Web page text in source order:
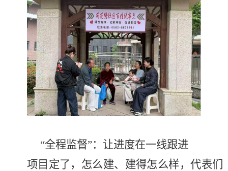
“全程监督”：让进度在一线跟进
项目定了，怎么建、建得怎么样，代表们